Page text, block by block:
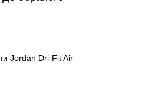
Jordan Dri-Fit Air